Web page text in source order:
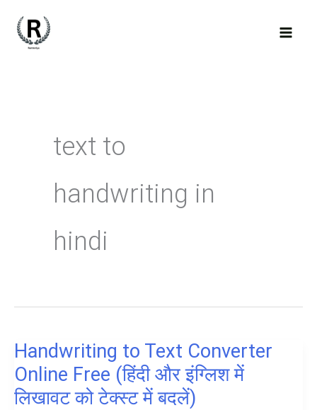
text to
handwriting in
hindi
Handwriting to Text Converter
Online Free (हिंदी और इंग्लिश में
लिखावट को टेक्स्ट में बदलें)